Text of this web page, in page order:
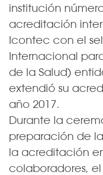
institución
acreditación
Icontec con el
Internacional
de la Salud)
extendió su
año 2017.
Durante la
preparación de
la acreditación
colaboradores,